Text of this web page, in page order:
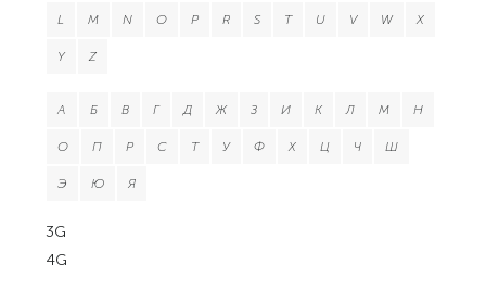
L M N O P R S T U V W X
Y Z
А Б В Г Д Ж З И К Л М Н
О П Р С Т У Ф Х Ц Ч Ш
Э Ю Я
3G
4G